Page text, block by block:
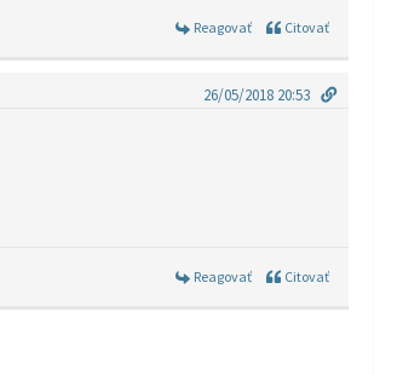
Reagovať Citovať
26/05/2018 20:53
Reagovať Citovať